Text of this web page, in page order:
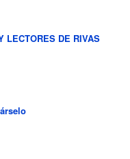
LECTORES DE RIVAS